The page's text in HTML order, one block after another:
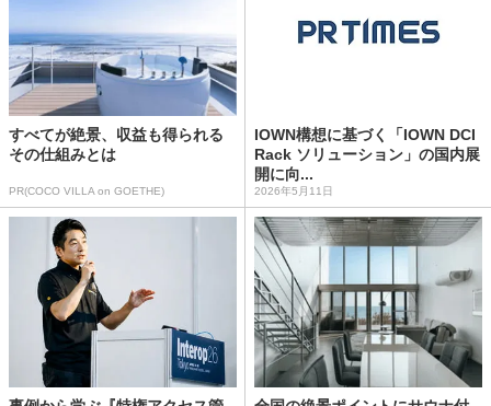
すべてが絶景、収益も得られる
その仕組みとは
PR(COCO VILLA on GOETHE)
IOWN構想に基づく「IOWN DCI
Rack ソリューション」の国内展
開に向...
2026年5月11日